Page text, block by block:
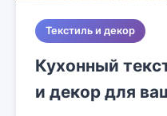
Текстиль и декор
Кухонный
и декор для